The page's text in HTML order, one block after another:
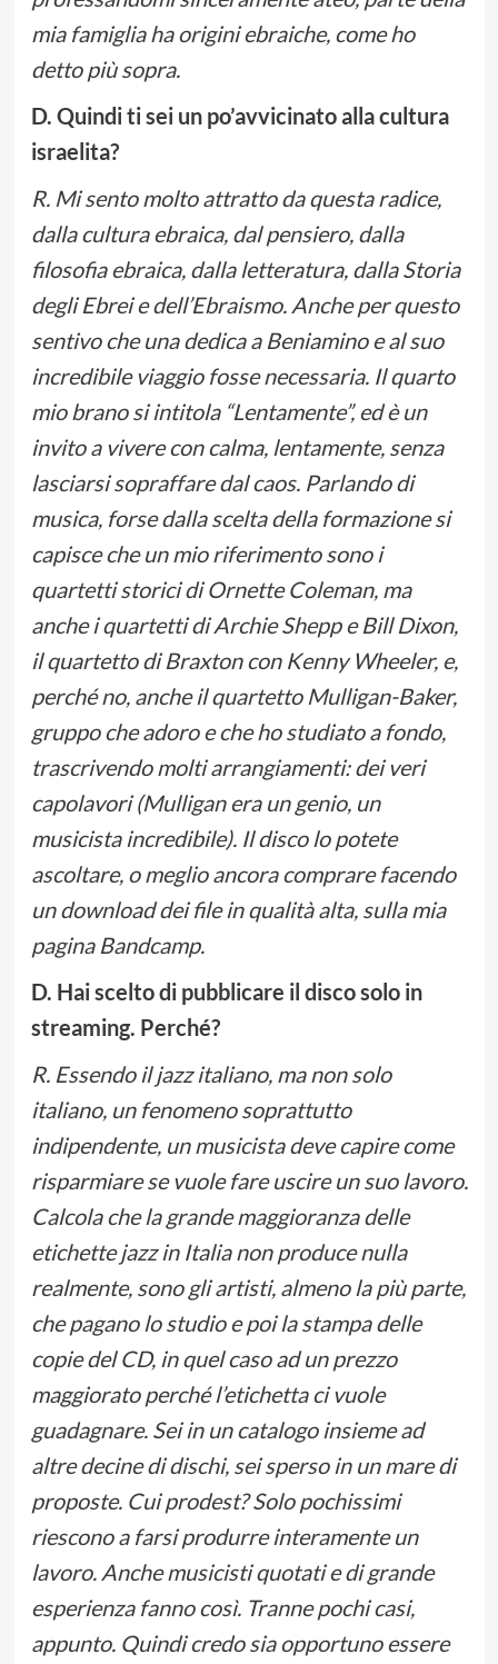
mia famiglia ha origini ebraiche, come ho
detto più sopra.
D. Quindi ti sei un po’avvicinato alla cultura
israelita?
R. Mi sento molto attratto da questa radice,
dalla cultura ebraica, dal pensiero, dalla
filosofia ebraica, dalla letteratura, dalla Storia
degli Ebrei e dell’Ebraismo. Anche per questo
sentivo che una dedica a Beniamino e al suo
incredibile viaggio fosse necessaria. Il quarto
mio brano si intitola “Lentamente”, ed è un
invito a vivere con calma, lentamente, senza
lasciarsi sopraffare dal caos. Parlando di
musica, forse dalla scelta della formazione si
capisce che un mio riferimento sono i
quartetti storici di Ornette Coleman, ma
anche i quartetti di Archie Shepp e Bill Dixon,
il quartetto di Braxton con Kenny Wheeler, e,
perché no, anche il quartetto Mulligan-Baker,
gruppo che adoro e che ho studiato a fondo,
trascrivendo molti arrangiamenti: dei veri
capolavori (Mulligan era un genio, un
musicista incredibile). Il disco lo potete
ascoltare, o meglio ancora comprare facendo
un download dei file in qualità alta, sulla mia
pagina Bandcamp.
D. Hai scelto di pubblicare il disco solo in
streaming. Perché?
R. Essendo il jazz italiano, ma non solo
italiano, un fenomeno soprattutto
indipendente, un musicista deve capire come
risparmiare se vuole fare uscire un suo lavoro.
Calcola che la grande maggioranza delle
etichette jazz in Italia non produce nulla
realmente, sono gli artisti, almeno la più parte,
che pagano lo studio e poi la stampa delle
copie del CD, in quel caso ad un prezzo
maggiorato perché l’etichetta ci vuole
guadagnare. Sei in un catalogo insieme ad
altre decine di dischi, sei sperso in un mare di
proposte. Cui prodest? Solo pochissimi
riescono a farsi produrre interamente un
lavoro. Anche musicisti quotati e di grande
esperienza fanno così. Tranne pochi casi,
appunto. Quindi credo sia opportuno essere